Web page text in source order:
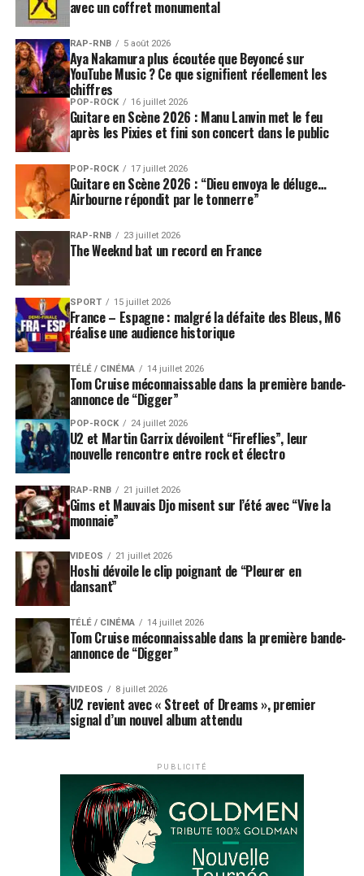
Un disque enregistré entre Los Angeles et Paris,
Glenwood Place et Guillaume Tell, avec la fidèle
complicité de Pierre Papadiamandis, l’alter égal
harmonique, et du pianiste et compositeur Michel
Amsellem. Le tout sous la houlette de Jay Newland,
ingénieur du son au pedigree impressionnant (de Buddy
Guy àNorah Jones , en passant par Paul Simon, Stevie
Wonder ou Keith Jarrett), et déjà présent sur le dernier
album d’Eddy. Quant aux musiciens, outre les
incontournables frenchies Basile Leroux, Jean-Yves
d’Angelo, Hervé Brault ou Loïc Pontieux, on notera la
présence de pointures yankees comme le guitariste
Larry Campbell (Bob Dylan) ou le claviériste Brad Cole
(Supertramp,
disque classieux.
Un an après «Grand écran« , l’album de reprises de
musiques de films, Eddy Mitchell revient donc avec ce
« Come back » inédit, également titre d’une chanson
dans laquelle l’artiste remercie le public qui l’a
accompagné depuis tant d’années dans ses multiples
aventures. Des aventures qu’il compte bien poursuivre
en studio, à défaut de continuer en tournée. La
prochaine, qui démarre à Paris le 18 octobre prochain et
devrait durer jusqu’en septembre 2011, sera, on le sait,
l’ultime salut scénique du créateur de « La dernière
séance ». Une façon de nous dire au revoir, mais pas
adieu. Mustang cabré, stetson levé. Et nous, chapeau
bas.
avec un coffret monumental
RAP-RNB 5 août 2026
Aya Nakamura plus écoutée que Beyoncé sur
YouTube Music ? Ce que signifient réellement les
chiffres
POP-ROCK 16 juillet 2026
Guitare en Scène 2026 : Manu Lanvin met le feu
après les Pixies et fini son concert dans le public
POP-ROCK 17 juillet 2026
Guitare en Scène 2026 : “Dieu envoya le déluge…
Airbourne répondit par le tonnerre”
RAP-RNB 23 juillet 2026
The Weeknd bat un record en France
SPORT 15 juillet 2026
France – Espagne : malgré la défaite des Bleus, M6
réalise une audience historique
TÉLÉ / CINÉMA 14 juillet 2026
Tom Cruise méconnaissable dans la première bande-
annonce de “Digger”
POP-ROCK 24 juillet 2026
U2 et Martin Garrix dévoilent “Fireflies”, leur
nouvelle rencontre entre rock et électro
RAP-RNB 21 juillet 2026
Gims et Mauvais Djo misent sur l’été avec “Vive la
monnaie”
VIDEOS 21 juillet 2026
Hoshi dévoile le clip poignant de “Pleurer en
dansant”
TÉLÉ / CINÉMA 14 juillet 2026
Tom Cruise méconnaissable dans la première bande-
annonce de “Digger”
VIDEOS 8 juillet 2026
U2 revient avec « Street of Dreams », premier
signal d’un nouvel album attendu
PUBLICITÉ